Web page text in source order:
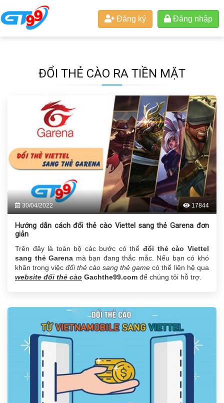
Đăng ký Đăng nhập
ĐỔI THẺ CÀO RA TIỀN MẶT
30/04/2022 17844
Hướng dẫn cách đổi thẻ cào Viettel sang thẻ Garena đơn
giản
Trên đây là toàn bộ các bước có thể đổi thẻ cào Viettel
sang thẻ Garena mà bạn đang thắc mắc. Nếu bạn có khó
khăn trong việc đổi thẻ cào sang thẻ game có thể liên hệ qua
website đổi thẻ cào Gachthe99.com để chúng tôi hỗ trợ.